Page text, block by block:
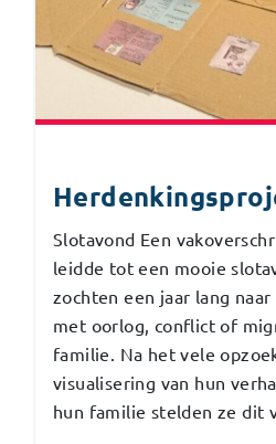
Slotavond Een
leidde tot een mooie
zochten een jaar lang
met oorlog, conflict of
familie. Na het vele
visualisering van hun
hun familie stelden ze dit